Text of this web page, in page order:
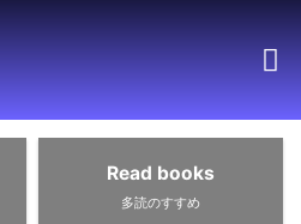
Read books
多読のすすめ